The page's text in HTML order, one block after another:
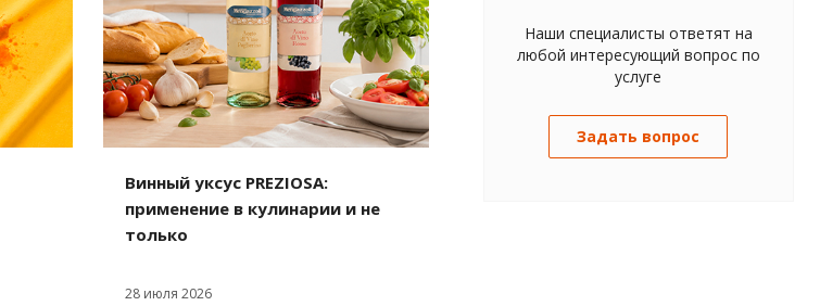
Винный уксус PREZIOSA:
применение в кулинарии и не
только
28 июля 2026
Наши специалисты ответят на
любой интересующий вопрос по
услуге
Задать вопрос